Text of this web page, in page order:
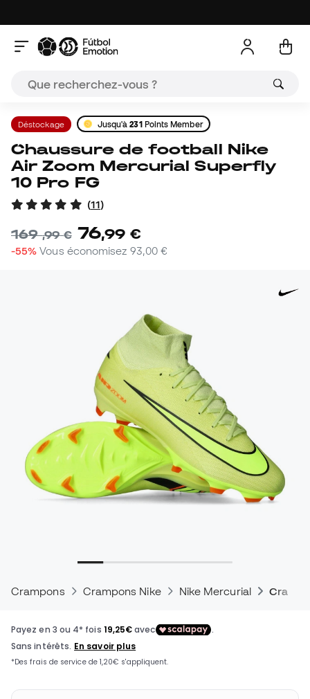
Déstockage Jusqu'à231Points Member
Chaussure de football Nike
Air Zoom Mercurial Superfly
10 Pro FG
(11)
169,99 € 76,99 €
-55% Vous économisez 93,00 €
Crampons Crampons Nike Nike Mercurial